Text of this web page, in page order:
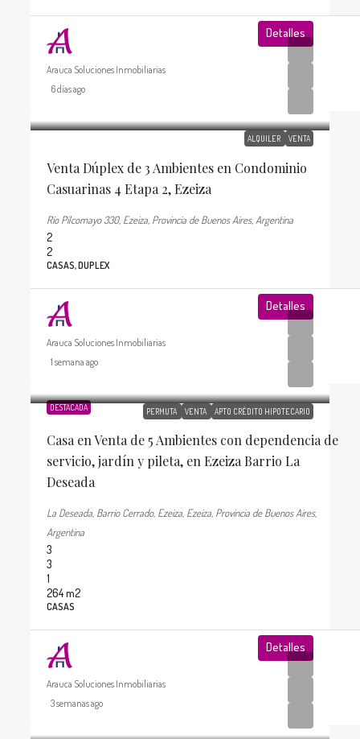
Detalles
Arauca Soluciones Inmobiliarias
6 días ago
ALQUILER VENTA
Venta Dúplex de 3 Ambientes en Condominio
Casuarinas 4 Etapa 2, Ezeiza
Río Pilcomayo 330, Ezeiza, Provincia de Buenos Aires, Argentina
2
2
CASAS, DUPLEX
Detalles
Arauca Soluciones Inmobiliarias
1 semana ago
DESTACADA PERMUTA VENTA APTO CRÉDITO HIPOTECARIO
Casa en Venta de 5 Ambientes con dependencia de
servicio, jardín y pileta, en Ezeiza Barrio La
Deseada
La Deseada, Barrio Cerrado, Ezeiza, Ezeiza, Provincia de Buenos Aires,
Argentina
3
3
1
264m2
CASAS
Detalles
Arauca Soluciones Inmobiliarias
3 semanas ago